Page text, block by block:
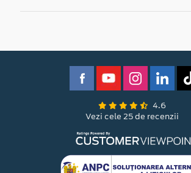
4.6
Vezi cele 25 de recenzii